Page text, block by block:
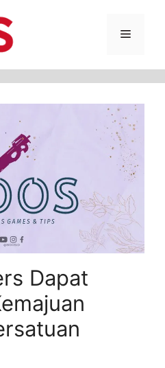
Menu
Dapat